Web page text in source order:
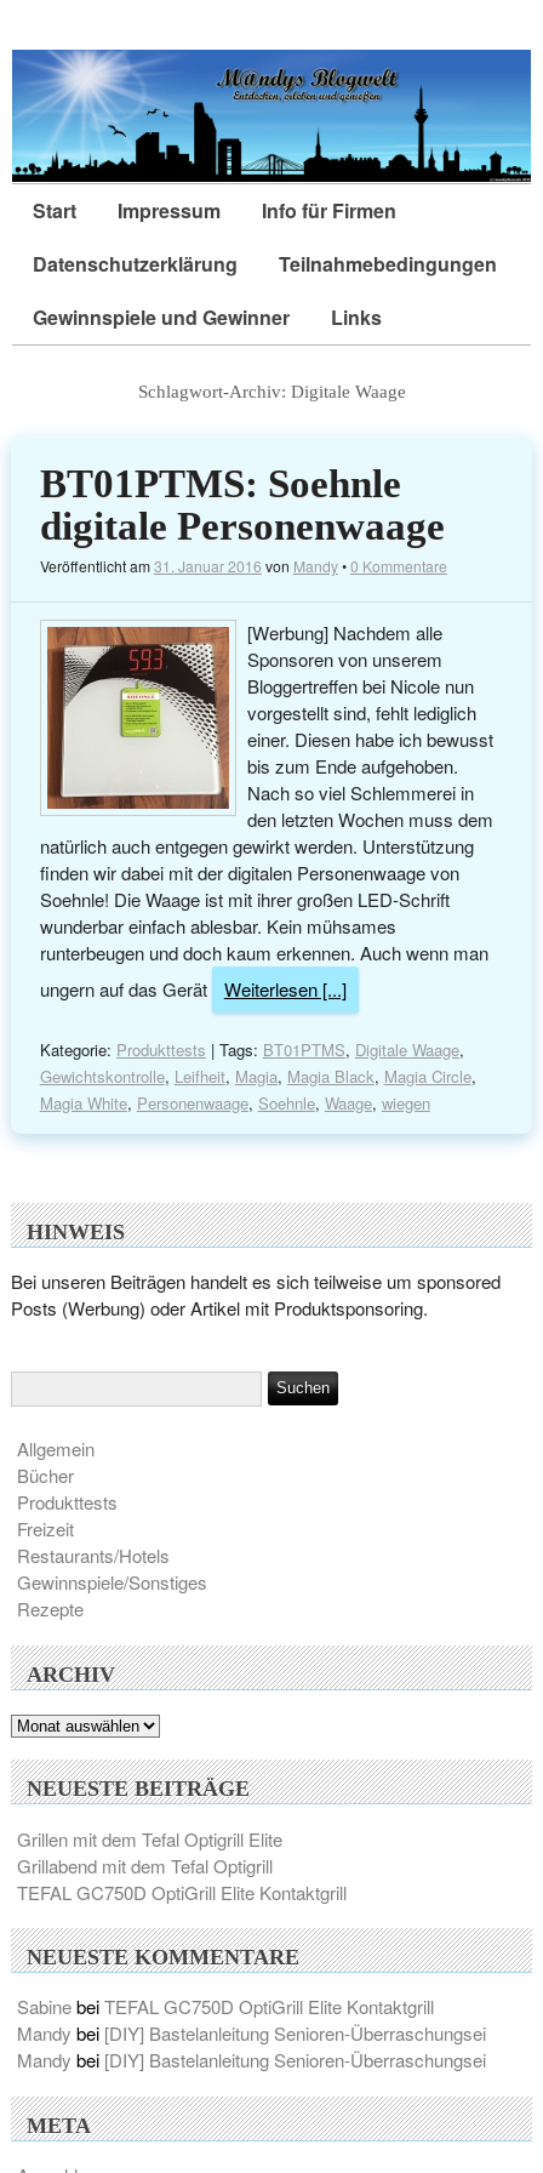
Start Impressum
Info für Firmen
Datenschutzerklärung
Teilnahmebedingungen
Gewinnspiele und Gewinner
Links
Schlagwort-Archiv: Digitale Waage
BT01PTMS: Soehnle
digitale Personenwaage
Veröffentlicht am31. Januar 2016 von Mandy•0 Kommentare
[Werbung] Nachdem alle
Sponsoren von unserem
Bloggertreffen bei Nicole nun
vorgestellt sind, fehlt lediglich
einer. Diesen habe ich bewusst
bis zum Ende aufgehoben.
Nach so viel Schlemmerei in
den letzten Wochen muss dem
natürlich auch entgegen gewirkt werden. Unterstützung
finden wir dabei mit der digitalen Personenwaage von
Soehnle! Die Waage ist mit ihrer großen LED-Schrift
wunderbar einfach ablesbar. Kein mühsames
runterbeugen und doch kaum erkennen. Auch wenn man
ungern auf das Gerät
Weiterlesen [...]
Kategorie: Produkttests | Tags: BT01PTMS, Digitale Waage,
Gewichtskontrolle, Leifheit, Magia, Magia Black, Magia Circle,
Magia White, Personenwaage, Soehnle, Waage, wiegen
HINWEIS
Bei unseren Beiträgen handelt es sich teilweise um sponsored
Posts (Werbung) oder Artikel mit Produktsponsoring.
Allgemein
Bücher
Produkttests
Freizeit
Restaurants/Hotels
Gewinnspiele/Sonstiges
Rezepte
ARCHIV
Archiv
NEUESTE BEITRÄGE
Grillen mit dem Tefal Optigrill Elite
Grillabend mit dem Tefal Optigrill
TEFAL GC750D OptiGrill Elite Kontaktgrill
NEUESTE KOMMENTARE
SabinebeiTEFAL GC750D OptiGrill Elite Kontaktgrill
Mandy bei [DIY] Bastelanleitung Senioren-Überraschungsei
Mandy bei [DIY] Bastelanleitung Senioren-Überraschungsei
META